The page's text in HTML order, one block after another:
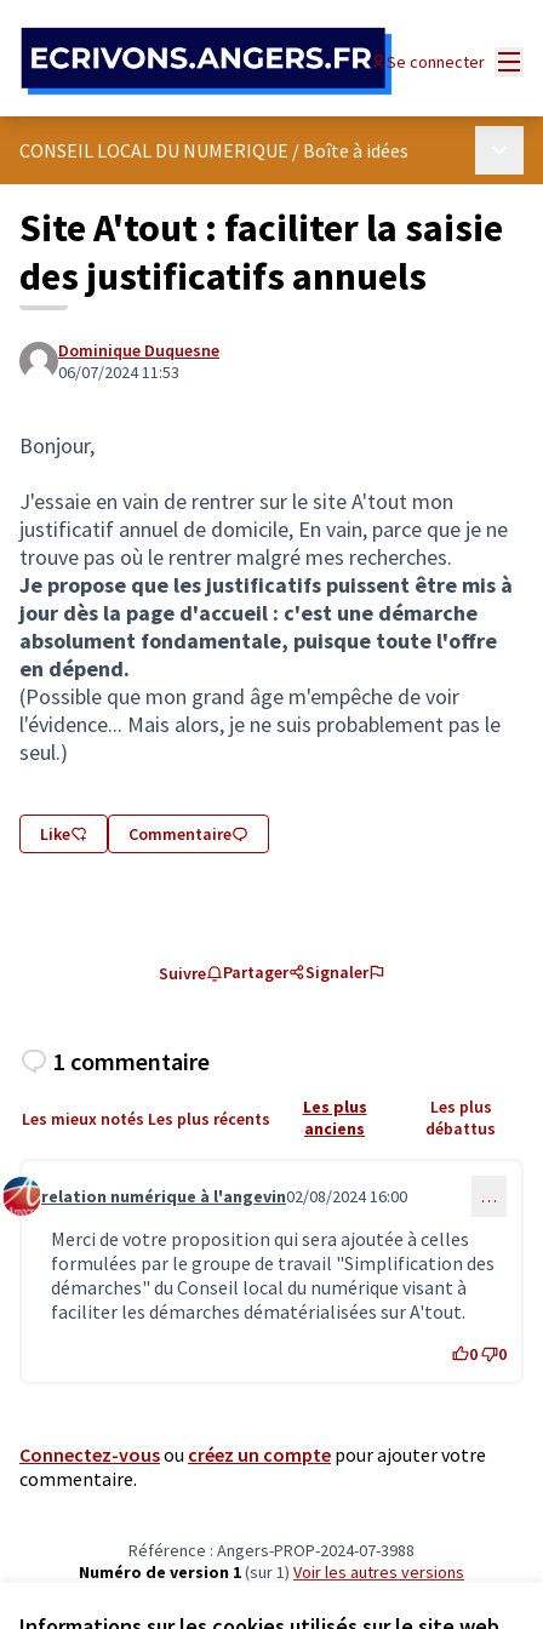
Se connecter
CONSEIL LOCAL DU NUMERIQUE / Boîte à idées
Site A'tout : faciliter la saisie
des justificatifs annuels
Dominique Duquesne
06/07/2024 11:53
Bonjour,
J'essaie en vain de rentrer sur le site A'tout mon
justificatif annuel de domicile, En vain, parce que je ne
trouve pas où le rentrer malgré mes recherches.
Je propose que les justificatifs puissent être mis à
jour dès la page d'accueil : c'est une démarche
absolument fondamentale, puisque toute l'offre
en dépend.
(Possible que mon grand âge m'empêche de voir
l'évidence... Mais alors, je ne suis probablement pas le
seul.)
Like Commentaire
Suivre Partager Signaler
1 commentaire
Les mieux notés Les plus récents
Les plus
anciens
Les plus
débattus
Commentaire 6984
relation numérique à l'angevin02/08/2024 16:00 …
Merci de votre proposition qui sera ajoutée à celles
formulées par le groupe de travail "Simplification des
démarches" du Conseil local du numérique visant à
faciliter les démarches dématérialisées sur A'tout.
0 0
Connectez-vousou créez un compte pour ajouter votre
commentaire.
Référence : Angers-PROP-2024-07-3988
Numéro de version 1(sur 1)
voir les autres versions